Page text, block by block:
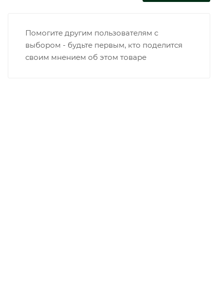
Помогите другим пользователям с
выбором - будьте первым, кто поделится
своим мнением об этом товаре